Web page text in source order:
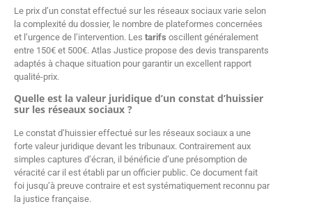
Le prix d’un constat effectué sur les réseaux sociaux varie selon
la complexité du dossier, le nombre de plateformes concernées
et l’urgence de l’intervention. Les tarifs oscillent généralement
entre 150€ et 500€. Atlas Justice propose des devis transparents
adaptés à chaque situation pour garantir un excellent rapport
qualité-prix.
Quelle est la valeur juridique d’un constat d’huissier
sur les réseaux sociaux ?
Le constat d’huissier effectué sur les réseaux sociaux a une
forte valeur juridique devant les tribunaux. Contrairement aux
simples captures d’écran, il bénéficie d’une présomption de
véracité car il est établi par un officier public. Ce document fait
foi jusqu’à preuve contraire et est systématiquement reconnu par
la justice française.